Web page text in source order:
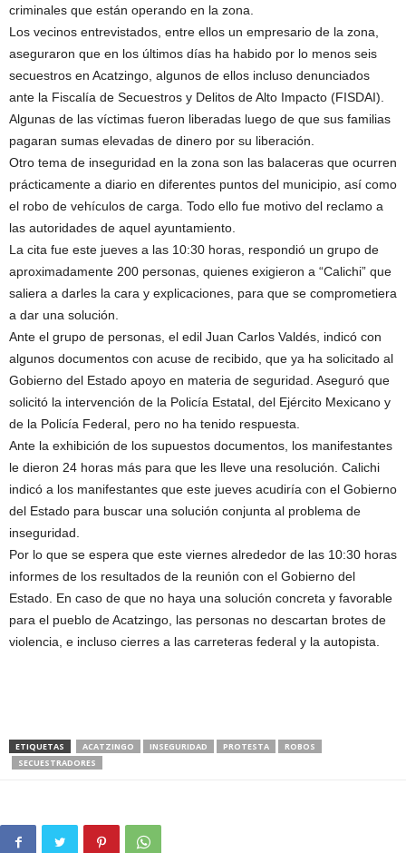
criminales que están operando en la zona.
Los vecinos entrevistados, entre ellos un empresario de la zona,
aseguraron que en los últimos días ha habido por lo menos seis
secuestros en Acatzingo, algunos de ellos incluso denunciados
ante la Fiscalía de Secuestros y Delitos de Alto Impacto (FISDAI).
Algunas de las víctimas fueron liberadas luego de que sus familias
pagaran sumas elevadas de dinero por su liberación.
Otro tema de inseguridad en la zona son las balaceras que ocurren
prácticamente a diario en diferentes puntos del municipio, así como
el robo de vehículos de carga. Todo ello fue motivo del reclamo a
las autoridades de aquel ayuntamiento.
La cita fue este jueves a las 10:30 horas, respondió un grupo de
aproximadamente 200 personas, quienes exigieron a “Calichi” que
saliera a darles la cara y explicaciones, para que se comprometiera
a dar una solución.
Ante el grupo de personas, el edil Juan Carlos Valdés, indicó con
algunos documentos con acuse de recibido, que ya ha solicitado al
Gobierno del Estado apoyo en materia de seguridad. Aseguró que
solicitó la intervención de la Policía Estatal, del Ejército Mexicano y
de la Policía Federal, pero no ha tenido respuesta.
Ante la exhibición de los supuestos documentos, los manifestantes
le dieron 24 horas más para que les lleve una resolución. Calichi
indicó a los manifestantes que este jueves acudiría con el Gobierno
del Estado para buscar una solución conjunta al problema de
inseguridad.
Por lo que se espera que este viernes alrededor de las 10:30 horas
informes de los resultados de la reunión con el Gobierno del
Estado. En caso de que no haya una solución concreta y favorable
para el pueblo de Acatzingo, las personas no descartan brotes de
violencia, e incluso cierres a las carreteras federal y la autopista.
ETIQUETAS ACATZINGO INSEGURIDAD PROTESTA
ROBOS
SECUESTRADORES